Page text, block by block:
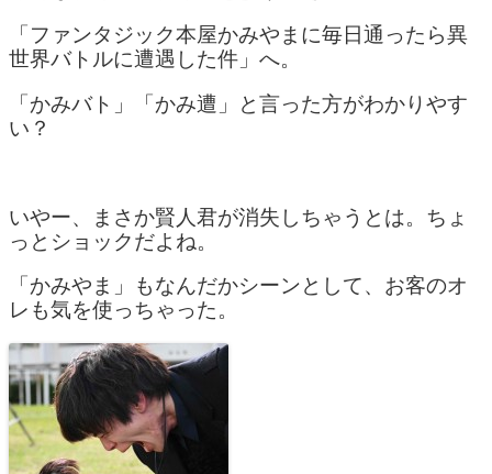
「ファンタジック本屋かみやまに毎日通ったら異
世界バトルに遭遇した件」へ。
「かみバト」「かみ遭」と言った方がわかりやす
い？
いやー、まさか賢人君が消失しちゃうとは。ちょ
っとショックだよね。
「かみやま」もなんだかシーンとして、お客のオ
レも気を使っちゃった。